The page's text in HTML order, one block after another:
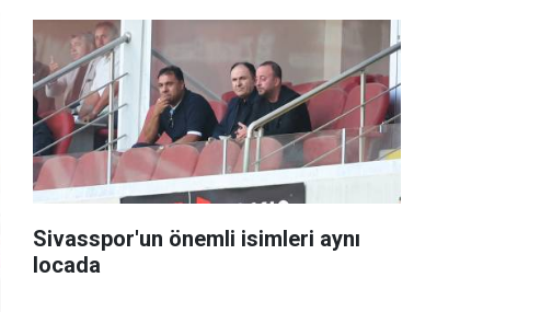
Sivasspor'un önemli isimleri aynı
locada